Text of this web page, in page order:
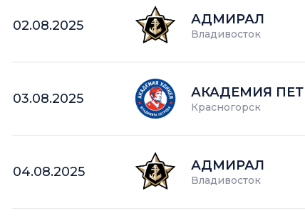
02.08.2025 АДМИРАЛ
Владивосток
03.08.2025 АКАДЕМИЯ
Красногорск
04.08.2025 АДМИРАЛ
Владивосток